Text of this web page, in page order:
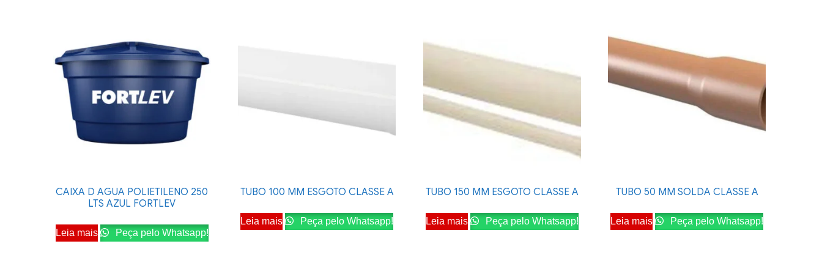
CAIXA D AGUA POLIETILENO 250
LTS AZUL FORTLEV
Leia mais Peça pelo Whatsapp!
TUBO 100 MM ESGOTO CLASSE A
Leia mais Peça pelo Whatsapp!
TUBO 150 MM ESGOTO CLASSE A
Leia mais Peça pelo Whatsapp!
TUBO 50 MM SOLDA CLASSE A
Leia mais Peça pelo Whatsapp!